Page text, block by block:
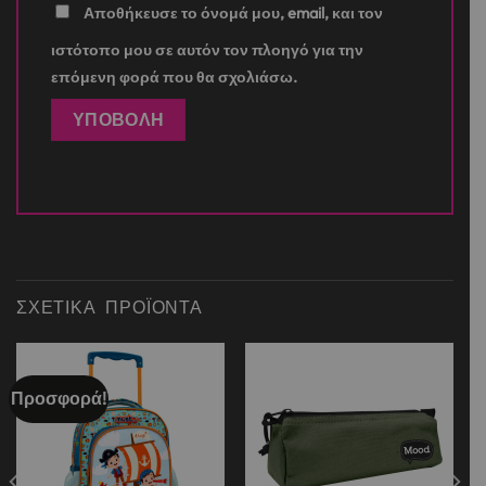
Αποθήκευσε το όνομά μου, email, και τον
ιστότοπο μου σε αυτόν τον πλοηγό για την
επόμενη φορά που θα σχολιάσω.
ΣΧΕΤΙΚΆ ΠΡΟΪΌΝΤΑ
Προσφορά!
wishlist